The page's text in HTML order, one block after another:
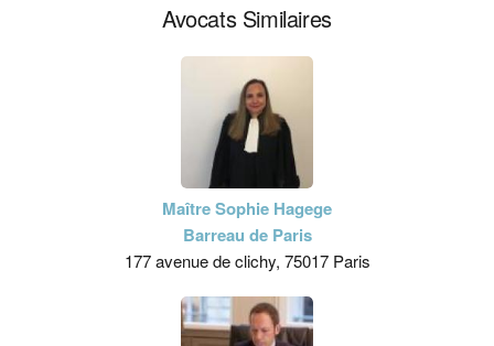
Avocats Similaires
Maître Sophie Hagege
Barreau de Paris
177 avenue de clichy, 75017 Paris